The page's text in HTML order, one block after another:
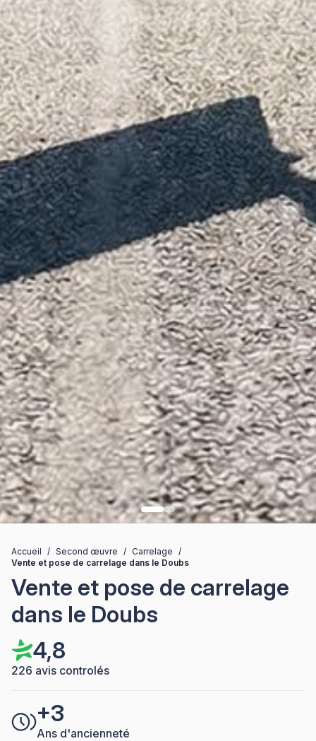
Accueil / Second œuvre / Carrelage
/
Vente et pose de carrelage dans le Doubs
Vente et pose de carrelage
dans le Doubs
4,8
226 avis controlés
+3
Ans d'ancienneté